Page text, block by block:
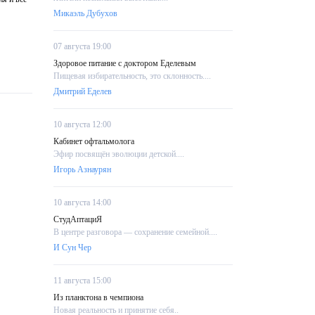
Микаэль Дубухов
07 августа 19:00
Здоровое питание с доктором Еделевым
Пищевая избирательность, это склонность....
Дмитрий Еделев
10 августа 12:00
Кабинет офтальмолога
Эфир посвящён эволюции детской....
Игорь Азнаурян
10 августа 14:00
СтудАптациЯ
В центре разговора — сохранение семейной....
И Сун Чер
11 августа 15:00
Из планктона в чемпиона
Новая реальность и принятие себя..